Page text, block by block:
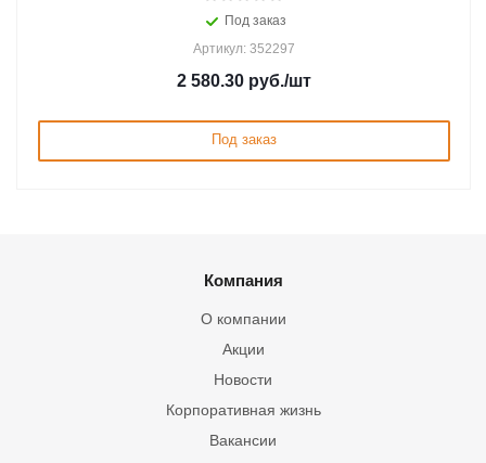
Под заказ
Артикул: 352297
2 580.30 руб./шт
Под заказ
Компания
О компании
Акции
Новости
Корпоративная жизнь
Вакансии